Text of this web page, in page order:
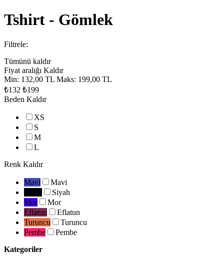
Tshirt - Gömlek
Filtrele:
Tümünü kaldır
Fiyat aralığı Kaldır
Min: 132,00 TL Maks: 199,00 TL
₺132 ₺199
Beden Kaldır
XS
S
M
L
Renk Kaldır
Mavi
Mavi
Siyah
Mor
Mor
Eflatun
Eflatun
Turuncu
Turuncu
Pembe
Pembe
Kategoriler